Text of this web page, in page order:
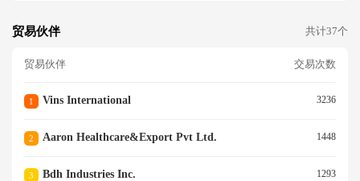
贸易伙伴 共计37个
贸易伙伴 交易次数
1 Vins International 3236
2 Aaron Healthcare&export Pvt Ltd. 1448
3 Bdh Industries Inc. 1293